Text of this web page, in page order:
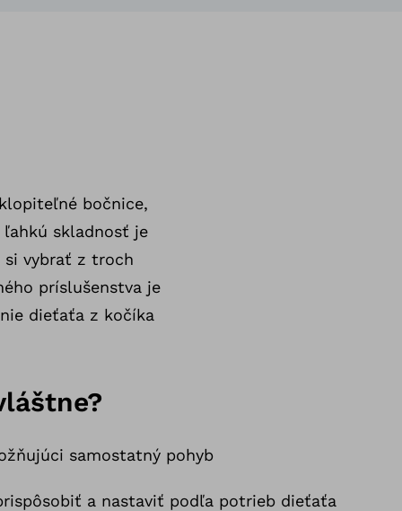
bočnice,
ľahkú skladnosť je
si vybrať z troch
príslušenstva je
dieťaťa z kočíka
samostatný pohyb
a nastaviť podľa potrieb dieťaťa